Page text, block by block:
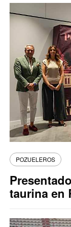
POZUELEROS
taurina en